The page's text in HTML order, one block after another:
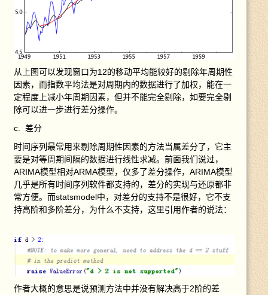
从上图可以发现窗口为12的移动平均能较好的剔除年周期性
因素，而指数平均法是对周期内的数据进行了加权，能在一
定程度上减小年周期因素，但并不能完全剔除，如要完全剔
除可以进一步进行差分操作。
c. 差分
时间序列最常用来剔除周期性因素的方法当属差分了，它主
要是对等周期间隔的数据进行线性求减。前面我们说过，
ARIMA模型相对ARMA模型，仅多了差分操作，ARIMA模型
几乎是所有时间序列软件都支持的，差分的实现与还原都非
常方便。而statsmodel中，对差分的支持不是很好，它不支
持高阶和多阶差分，为什么不支持，这里引用作者的说法：
作者大概的意思是说预测方法中并没有解决高于2阶的差